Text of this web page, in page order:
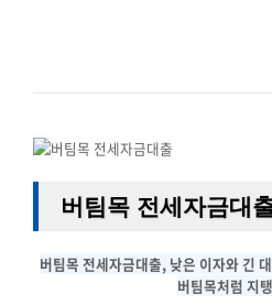
버팀목 전세자금대
버팀목 전세자금대출, 낮은 이자와 긴
버팀목처럼 지